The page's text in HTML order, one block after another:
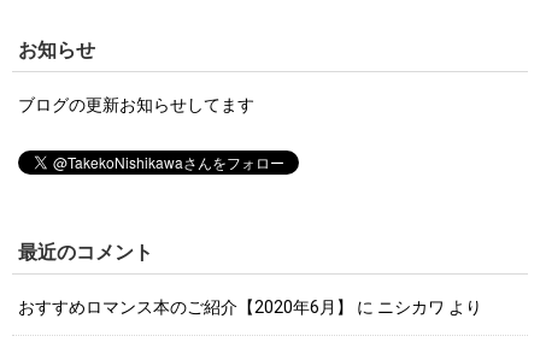
お知らせ
ブログの更新お知らせしてます
最近のコメント
おすすめロマンス本のご紹介【2020年6月】 に ニシカワ より